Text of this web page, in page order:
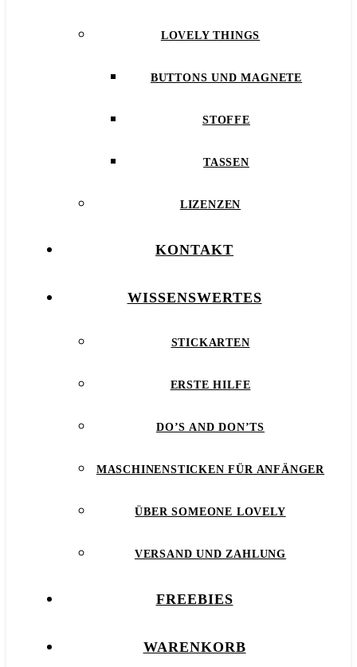
LOVELY THINGS
BUTTONS UND MAGNETE
STOFFE
TASSEN
LIZENZEN
KONTAKT
WISSENSWERTES
STICKARTEN
ERSTE HILFE
DO’S AND DON’TS
MASCHINENSTICKEN FÜR ANFÄNGER
ÜBER SOMEONE LOVELY
VERSAND UND ZAHLUNG
FREEBIES
WARENKORB